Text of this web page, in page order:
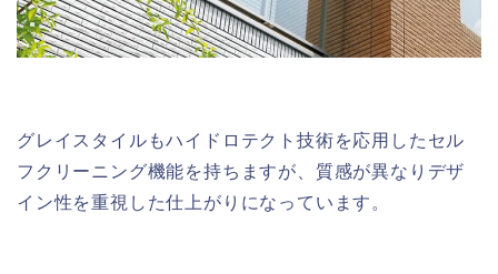
グレイスタイルもハイドロテクト技術を応用したセル
フクリーニング機能を持ちますが、質感が異なりデザ
イン性を重視した仕上がりになっています。